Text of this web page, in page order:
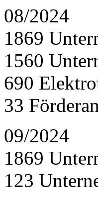
08/2024
1869
1560
690
33
09/2024
1869
123